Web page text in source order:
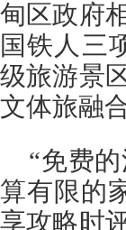
甸区政府
国铁人三
级旅游景
文体旅融
“免费
算有限的
享攻略时